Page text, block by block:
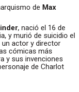
de Max
, nació el 16 de
y murió de suicidio el
un actor y director
cómicas más
y sus invenciones
de Charlot